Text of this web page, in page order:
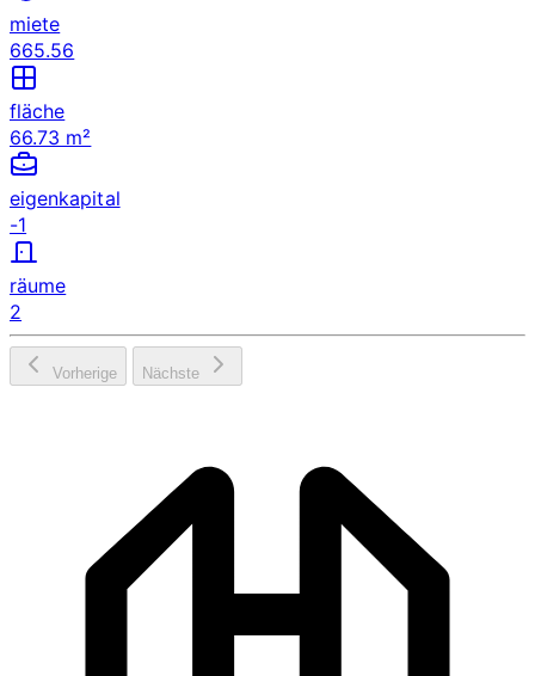
miete
665.56
fläche
66.73 m²
eigenkapital
-1
räume
2
Vorherige Nächste